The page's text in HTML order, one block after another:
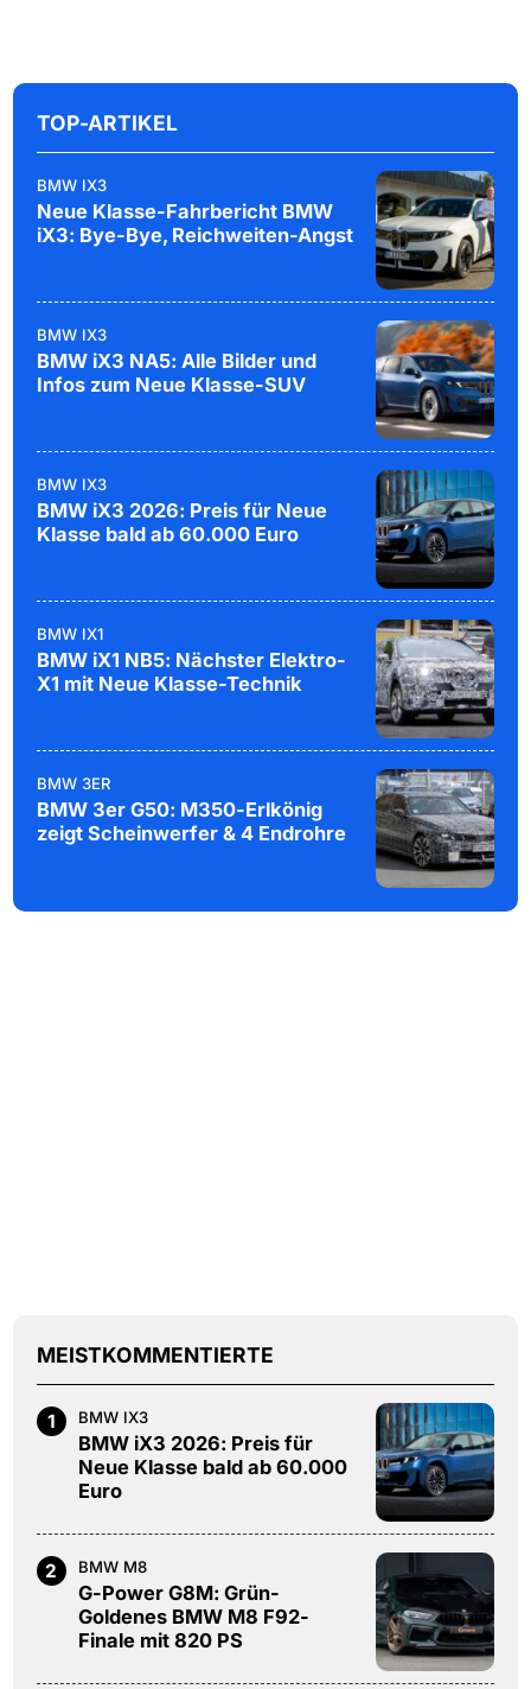
TOP-ARTIKEL
BMW IX3
Neue Klasse-Fahrbericht BMW
iX3: Bye-Bye, Reichweiten-Angst
BMW IX3
BMW iX3 NA5: Alle Bilder und
Infos zum Neue Klasse-SUV
BMW IX3
BMW iX3 2026: Preis für Neue
Klasse bald ab 60.000 Euro
BMW IX1
BMW iX1 NB5: Nächster Elektro-
X1 mit Neue Klasse-Technik
BMW 3ER
BMW 3er G50: M350-Erlkönig
zeigt Scheinwerfer & 4 Endrohre
MEISTKOMMENTIERTE
1 BMW IX3
BMW iX3 2026: Preis für
Neue Klasse bald ab 60.000
Euro
2 BMW M8
G-Power G8M: Grün-
Goldenes BMW M8 F92-
Finale mit 820 PS